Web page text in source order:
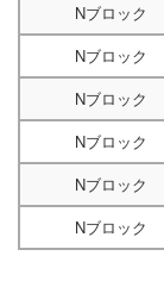
Nブロック
Nブロック
Nブロック
Nブロック
Nブロック
Nブロック